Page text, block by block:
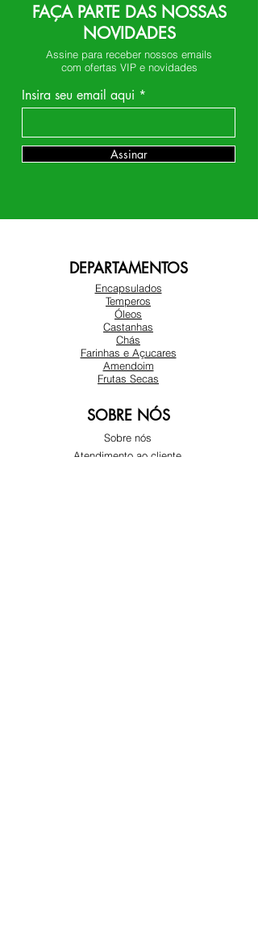
FAÇA PARTE DAS NOSSAS
NOVIDADES
Assine para receber nossos emails
com ofertas VIP e novidades
Insira seu email aqui
Assinar
DEPARTAMENTOS
Encapsulados
Temperos
Óleos
Castanhas
Chás
Farinhas e Açucares
Amendoim
Frutas Secas
SOBRE NÓS
Sobre nós
Atendimento ao cliente